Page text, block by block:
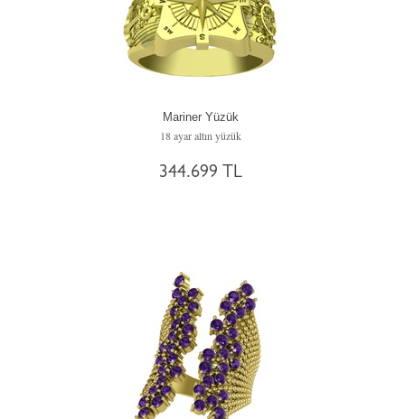
Mariner Yüzük
18 ayar altın yüzük
344.699 TL